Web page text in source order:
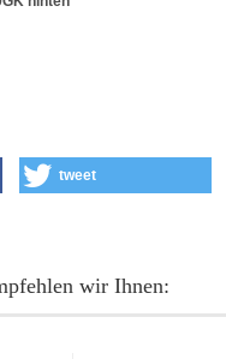
tweet
wir Ihnen: